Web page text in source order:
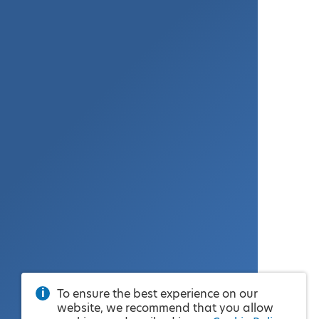
To ensure the best experience on our
website, we recommend that you allow